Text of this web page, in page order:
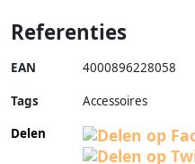
Referenties
EAN 4000896228058
Tags
Accessoires
Delen